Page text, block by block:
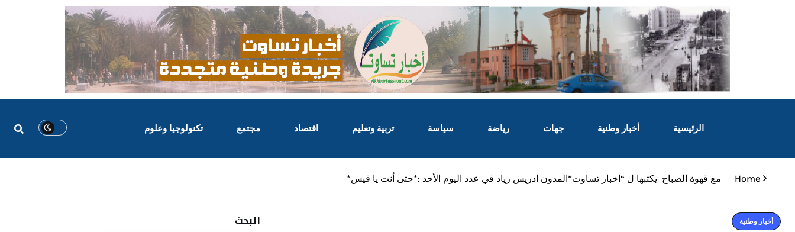
الرئيسية أخبار وطنية جهات رياضة سياسة تربية وتعليم اقتصاد مجتمع تكنولوجيا وعلوم
Home مع قهوة الصباح يكتبها ل “اخبار تساوت”المدون ادريس زياد في عدد اليوم الأحد :*حتى أنت يا قيس*
أخبار وطنية البحث